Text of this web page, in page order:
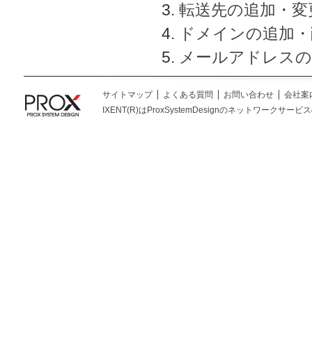
転送先の追加・
ドメインの追加
メールアドレス
サイトマップ よくある質問 お問い合わせ
会社案
IXENT(R)はProxSystemDesignのネットワークサービ